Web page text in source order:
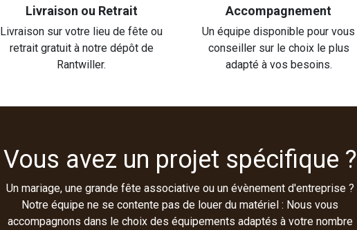
Livraison ou Retrait
Livraison sur votre lieu de fête ou
retrait gratuit à notre dépôt de
Rantwiller.
Accompagnement
Un équipe disponible pour vous
conseiller sur le choix le plus
adapté à vos besoins.
Vous avez un projet spécifique ?
Un mariage, une grande fête associative ou un évènement d'entreprise ?
Notre équipe ne se contente pas de louer du matériel : Nous vous
accompagnons dans le choix des équipements adaptés à votre nombre